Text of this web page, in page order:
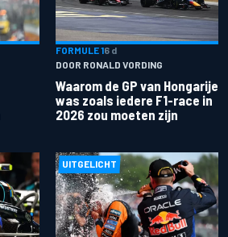
FORMULE 16 d
DOOR RONALD VORDING
Waarom de GP van Hongarije
was zoals iedere F1-race in
2026 zou moeten zijn
UITGELICHT